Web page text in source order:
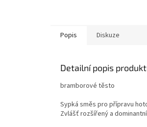
Popis Diskuze
Detailní popis
bramborové těsto
Sypká směs pro přípravu
Zvlášť rozšířený a